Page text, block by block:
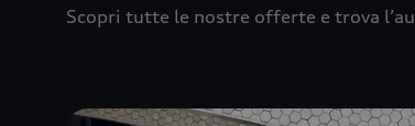
Scopri tutte le nostre offerte e trova